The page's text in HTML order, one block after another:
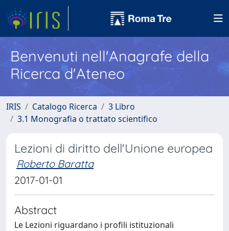
Benvenuti nell'Anagrafe della
Ricerca d'Ateneo
IRIS Catalogo Ricerca
3 Libro
3.1 Monografia o trattato scientifico
Lezioni di diritto dell'Unione europea
Roberto Baratta
2017-01-01
Abstract
Le Lezioni riguardano i profili istituzionali